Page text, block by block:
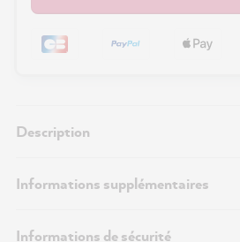
Description
Informations supplémentaires
Informations de sécurité